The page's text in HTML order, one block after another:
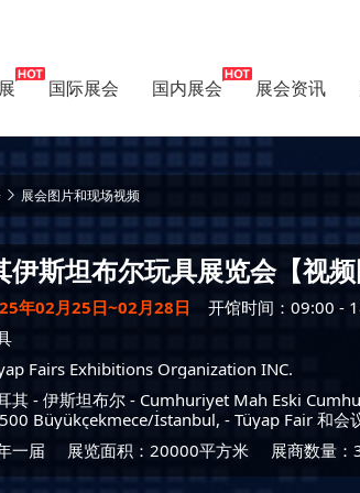
国际展会 国内展会 展会资讯
展会图片和现场视频
伊斯坦布尔玩具展览会【视频
年02月25日~02月28日
开馆时间：09:00 -
Fairs Exhibitions Organization INC.
其 - 伊斯坦布尔 - Cumhuriyet Mah Eski
Büyükçekmece/İstanbul, -Tüyap Fair 和会
一届
展览面积：20000平方米 展商数量：